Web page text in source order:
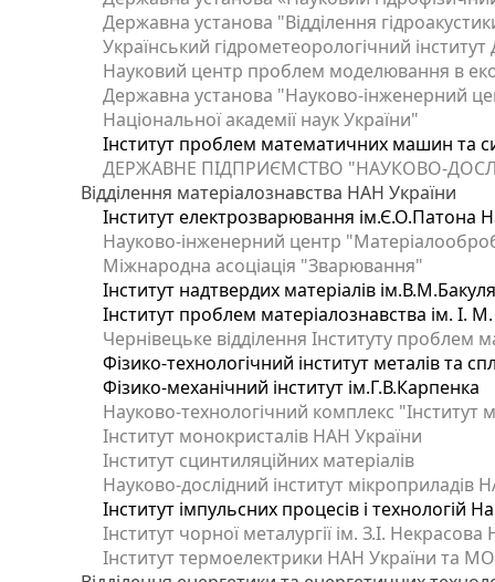
Державна установа "Відділення
Український гідрометеорологічний
Науковий центр проблем моделювання в
Державна установа "Науково-інженерний
Національної академії наук України"
Інститут проблем математичних машин та
ДЕРЖАВНЕ ПІДПРИЄМСТВО "НАУКОВО-
Відділення матеріалознавства НАН України
Інститут електрозварювання ім.Є.О.Патона
Науково-інженерний центр
Міжнародна асоціація "Зварювання"
Інститут надтвердих матеріалів
Інститут проблем матеріалознавства ім. І.
Чернівецьке відділення Інституту проблем
Фізико-технологічний інститут металів та
Фізико-механічний інститут ім.Г.В.Карпенка
Науково-технологічний комплекс "Інститут
Інститут монокристалів НАН України
Інститут сцинтиляційних матеріалів
Науково-дослідний інститут мікроприладів
Інститут імпульсних процесів і технологій
Інститут чорної металургії ім. З.І.
Інститут термоелектрики НАН України та